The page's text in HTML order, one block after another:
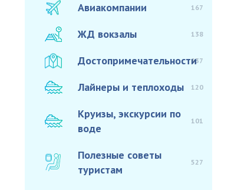
Авиакомпании 167
ЖД вокзалы 138
Достопримечательности937
Лайнеры и теплоходы 120
Круизы, экскурсии по
воде
101
Полезные советы
туристам
527